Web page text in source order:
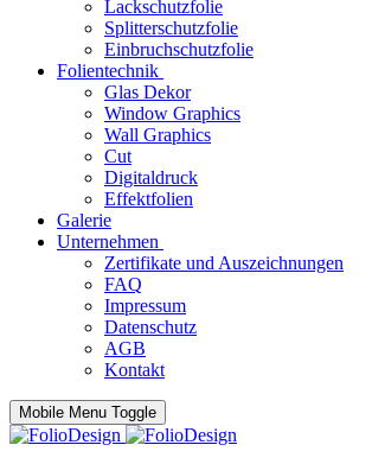
Lackschutzfolie
Splitterschutzfolie
Einbruchschutzfolie
Folientechnik
Glas Dekor
Window Graphics
Wall Graphics
Cut
Digitaldruck
Effektfolien
Galerie
Unternehmen
Zertifikate und Auszeichnungen
FAQ
Impressum
Datenschutz
AGB
Kontakt
Mobile Menu Toggle